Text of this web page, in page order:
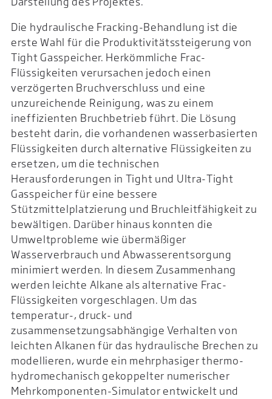
Die hydraulische Fracking-Behandlung ist die
erste Wahl für die Produktivitätssteigerung von
Tight Gasspeicher. Herkömmliche Frac-
Flüssigkeiten verursachen jedoch einen
verzögerten Bruchverschluss und eine
unzureichende Reinigung, was zu einem
ineffizienten Bruchbetrieb führt. Die Lösung
besteht darin, die vorhandenen wasserbasierten
Flüssigkeiten durch alternative Flüssigkeiten zu
ersetzen, um die technischen
Herausforderungen in Tight und Ultra-Tight
Gasspeicher für eine bessere
Stützmittelplatzierung und Bruchleitfähigkeit zu
bewältigen. Darüber hinaus konnten die
Umweltprobleme wie übermäßiger
Wasserverbrauch und Abwasserentsorgung
minimiert werden. In diesem Zusammenhang
werden leichte Alkane als alternative Frac-
Flüssigkeiten vorgeschlagen. Um das
temperatur-, druck- und
zusammensetzungsabhängige Verhalten von
leichten Alkanen für das hydraulische Brechen zu
modellieren, wurde ein mehrphasiger thermo-
hydromechanisch gekoppelter numerischer
Mehrkomponenten-Simulator entwickelt und